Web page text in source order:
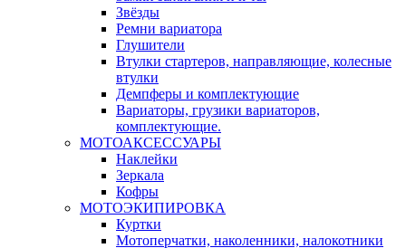
Звёзды
Ремни вариатора
Глушители
Втулки стартеров, направляющие, колесные
втулки
Демпферы и комплектующие
Вариаторы, грузики вариаторов,
комплектующие.
МОТОАКСЕССУАРЫ
Наклейки
Зеркала
Кофры
МОТОЭКИПИРОВКА
Куртки
Мотоперчатки, наколенники, налокотники